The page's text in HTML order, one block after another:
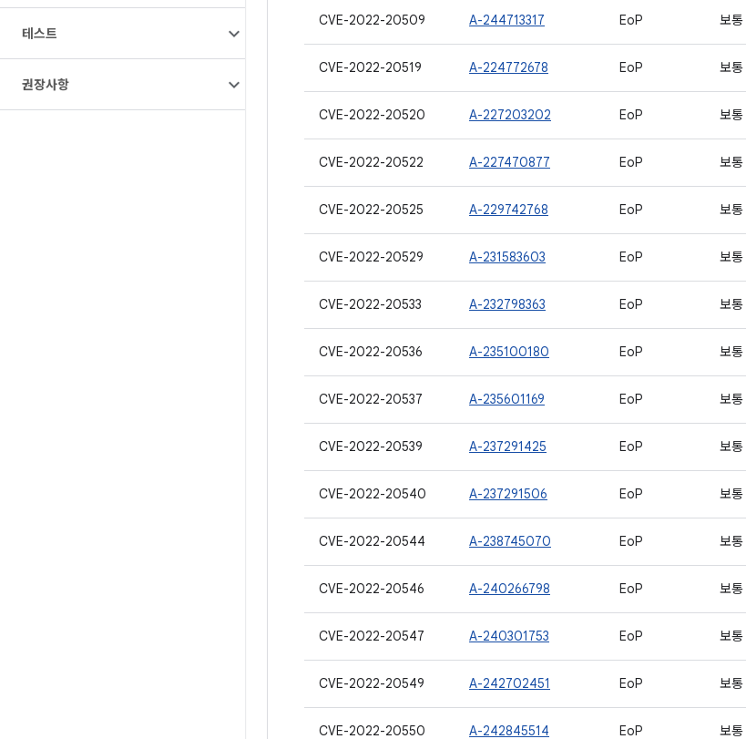
테스트
권장사항
CVE-2022-20509 A-244713317 EoP 보통
CVE-2022-20519 A-224772678 EoP 보통
CVE-2022-20520 A-227203202 EoP 보통
CVE-2022-20522 A-227470877 EoP 보통
CVE-2022-20525 A-229742768 EoP 보통
CVE-2022-20529 A-231583603 EoP 보통
CVE-2022-20533 A-232798363 EoP 보통
CVE-2022-20536 A-235100180 EoP 보통
CVE-2022-20537 A-235601169 EoP 보통
CVE-2022-20539 A-237291425 EoP 보통
CVE-2022-20540 A-237291506 EoP 보통
CVE-2022-20544 A-238745070 EoP 보통
CVE-2022-20546 A-240266798 EoP 보통
CVE-2022-20547 A-240301753 EoP 보통
CVE-2022-20549 A-242702451 EoP 보통
CVE-2022-20550 A-242845514 EoP 보통